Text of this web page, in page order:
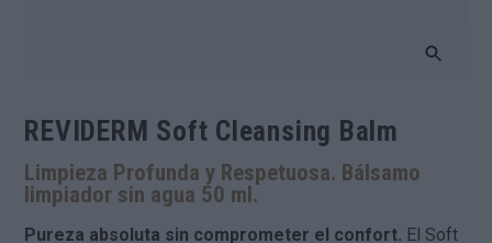
REVIDERM Soft Cleansing Balm
Limpieza Profunda y Respetuosa. Bálsamo
limpiador sin agua 50 ml.
Pureza absoluta sin comprometer el confort. El Soft